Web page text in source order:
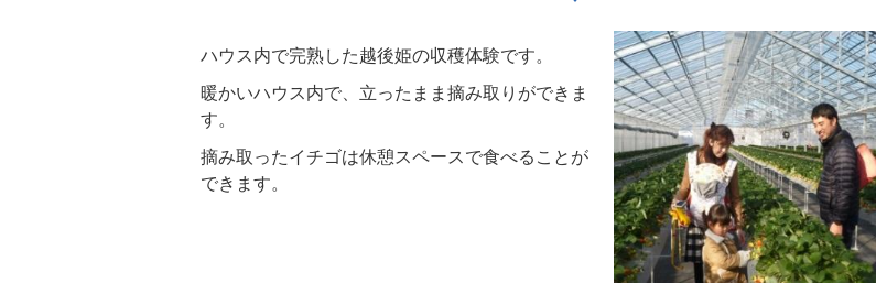
ハウス内で完熟した越後姫の収穫体験です。
暖かいハウス内で、立ったまま摘み取りができま
す。
摘み取ったイチゴは休憩スペースで食べることが
できます。